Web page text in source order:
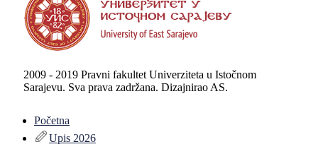
2009 - 2019 Pravni fakultet Univerziteta u Istočnom
Sarajevu. Sva prava zadržana. Dizajnirao AS.
Početna
Upis 2026